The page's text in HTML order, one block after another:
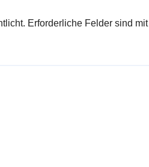
Erforderliche Felder sind mit